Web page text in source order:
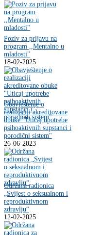
Poziv za prijavu na
program ,,Mentalno u
mladosti"
18-02-2025
Obavještenje o
realizaciji akreditovane
obuke "Uticaj upotrebe
psihoaktivnih supstanci i
porodični sistem"
26-06-2023
Održana radionica
„Svijest o seksualnom i
reproduktivnom
zdravlju“
12-02-2025